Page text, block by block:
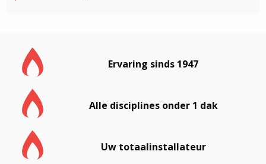
Ervaring sinds 1947
Alle disciplines onder 1 dak
Uw totaalinstallateur